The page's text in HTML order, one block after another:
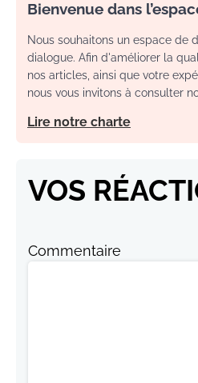
Bienvenue dans
Nous souhaitons un espace de
dialogue. Afin d'améliorer la
nos articles, ainsi que votre
nous vous invitons à consulter
Lire notre charte
VOS
Commentaire